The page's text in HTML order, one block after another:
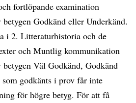
fortlöpande examination
betygen Godkänd eller Underkänd.
i 2. Litteraturhistoria och de
och Muntlig kommunikation
betygen Väl Godkänd, Godkänd
godkänts i prov får inte
för högre betyg. För att få